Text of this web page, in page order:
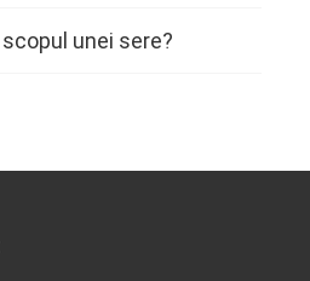
unei sere?